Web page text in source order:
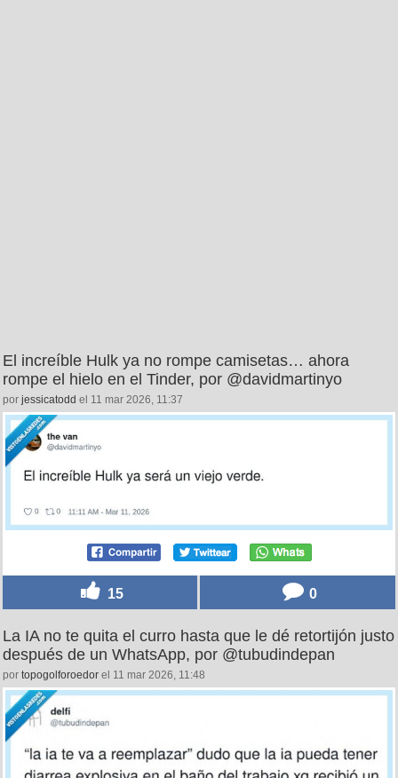
El increíble Hulk ya no rompe camisetas… ahora
rompe el hielo en el Tinder, por @davidmartinyo
por jessicatodd el 11 mar 2026, 11:37
15 0
La IA no te quita el curro hasta que le dé retortijón justo
después de un WhatsApp, por @tubudindepan
por topogolforoedor el 11 mar 2026, 11:48